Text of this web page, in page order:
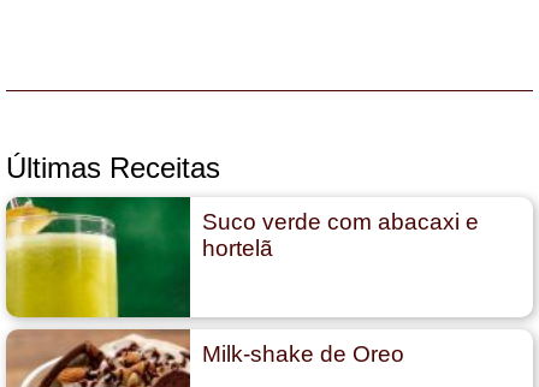
Últimas Receitas
Suco verde com abacaxi e
hortelã
Milk-shake de Oreo